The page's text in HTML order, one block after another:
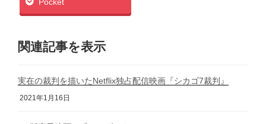
Pocket
関連記事を表示
実在の裁判を描いたNetflix独占配信映画『シカゴ7裁判』
2021年1月16日